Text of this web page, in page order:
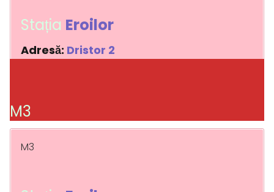
Stația Eroilor
Adresă: Dristor 2
M3
M3